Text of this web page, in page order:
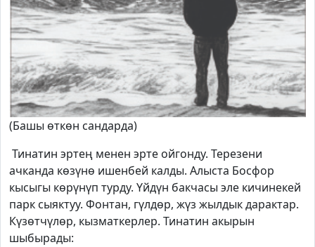
(Башы өткөн сандарда)
Тинатин эртең менен эрте ойгонду. Терезени
ачканда көзүнө ишенбей калды. Алыста Босфор
кысыгы көрүнүп турду. Үйдүн бакчасы эле кичинекей
парк сыяктуу. Фонтан, гүлдөр, жүз жылдык дарактар.
Күзөтчүлөр, кызматкерлер. Тинатин акырын
шыбырады: